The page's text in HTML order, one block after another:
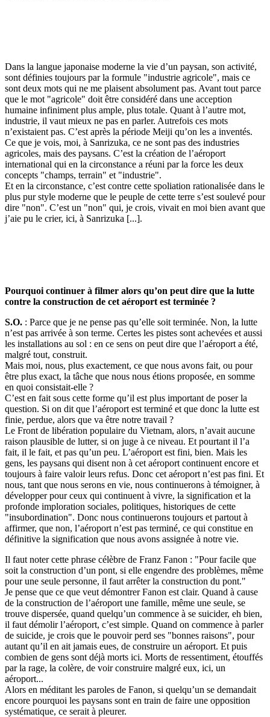
Dans la langue japonaise moderne la vie d’un paysan, son activité,
sont définies toujours par la formule "industrie agricole", mais ce
sont deux mots qui ne me plaisent absolument pas. Avant tout parce
que le mot "agricole" doit être considéré dans une acception
humaine infiniment plus ample, plus totale. Quant à l’autre mot,
industrie, il vaut mieux ne pas en parler. Autrefois ces mots
n’existaient pas. C’est après la période Meiji qu’on les a inventés.
Ce que je vois, moi, à Sanrizuka, ce ne sont pas des industries
agricoles, mais des paysans. C’est la création de l’aéroport
international qui en la circonstance a réuni par la force les deux
concepts "champs, terrain" et "industrie".
Et en la circonstance, c’est contre cette spoliation rationalisée dans le
plus pur style moderne que le peuple de cette terre s’est soulevé pour
dire "non". C’est un "non" qui, je crois, vivait en moi bien avant que
j’aie pu le crier, ici, à Sanrizuka [...].
Pourquoi continuer à filmer alors qu’on peut dire que la lutte
contre la construction de cet aéroport est terminée ?
S.O. : Parce que je ne pense pas qu’elle soit terminée. Non, la lutte
n’est pas arrivée à son terme. Certes les pistes sont achevées et aussi
les installations au sol : en ce sens on peut dire que l’aéroport a été,
malgré tout, construit.
Mais moi, nous, plus exactement, ce que nous avons fait, ou pour
être plus exact, la tâche que nous nous étions proposée, en somme
en quoi consistait-elle ?
C’est en fait sous cette forme qu’il est plus important de poser la
question. Si on dit que l’aéroport est terminé et que donc la lutte est
finie, perdue, alors que va être notre travail ?
Le Front de libération populaire du Vietnam, alors, n’avait aucune
raison plausible de lutter, si on juge à ce niveau. Et pourtant il l’a
fait, il le fait, et pas qu’un peu. L’aéroport est fini, bien. Mais les
gens, les paysans qui disent non à cet aéroport continuent encore et
toujours à faire valoir leurs refus. Donc cet aéroport n’est pas fini. Et
nous, tant que nous serons en vie, nous continuerons à témoigner, à
développer pour ceux qui continuent à vivre, la signification et la
profonde imploration sociales, politiques, historiques de cette
"insubordination". Donc nous continuerons toujours et partout à
affirmer, que non, l’aéroport n’est pas terminé, ce qui constitue en
définitive la signification que nous avons assignée à notre vie.
Il faut noter cette phrase célèbre de Franz Fanon : "Pour facile que
soit la construction d’un pont, si elle engendre des problèmes, même
pour une seule personne, il faut arrêter la construction du pont."
Je pense que ce que veut démontrer Fanon est clair. Quand à cause
de la construction de l’aéroport une famille, même une seule, se
trouve dispersée, quand quelqu’un commence à se suicider, eh bien,
il faut démolir l’aéroport, c’est simple. Quand on commence à parler
de suicide, je crois que le pouvoir perd ses "bonnes raisons", pour
autant qu’il en ait jamais eues, de construire un aéroport. Et puis
combien de gens sont déjà morts ici. Morts de ressentiment, étouffés
par la rage, la colère, de voir construire malgré eux, ici, un
aéroport...
Alors en méditant les paroles de Fanon, si quelqu’un se demandait
encore pourquoi les paysans sont en train de faire une opposition
systématique, ce serait à pleurer.